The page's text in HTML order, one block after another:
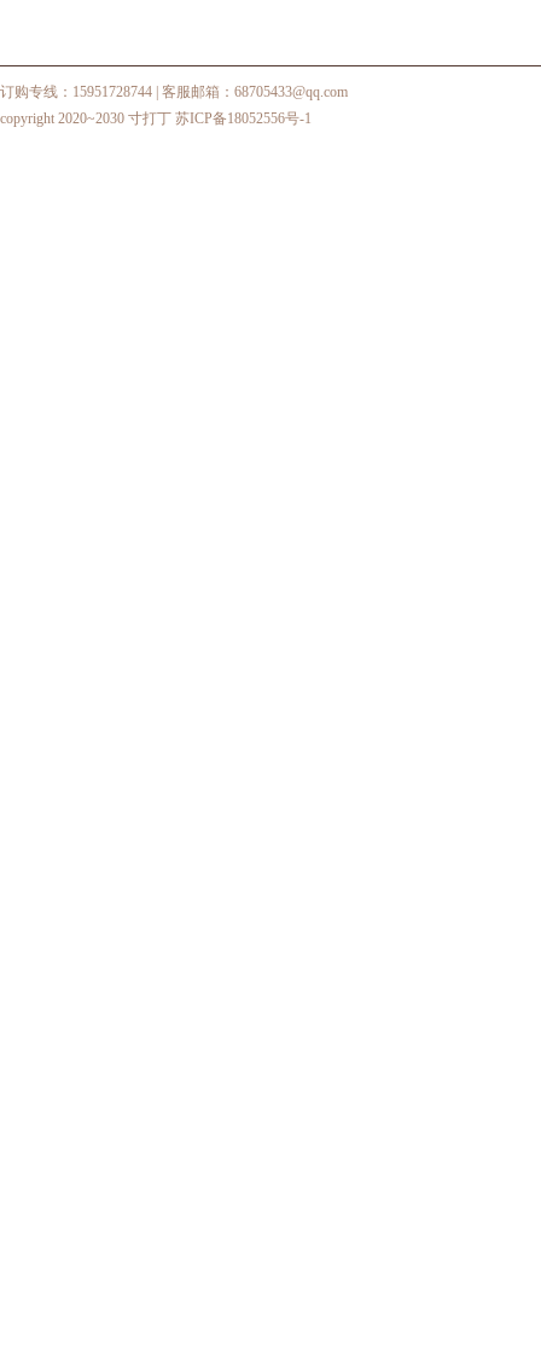
订购专线：15951728744 | 客服邮箱：68705433@qq.com
copyright 2020~2030 寸打丁 苏ICP备18052556号-1